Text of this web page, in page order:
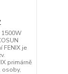
1500W
FENIX je
primárně
osoby,